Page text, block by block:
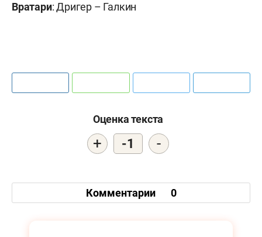
Вратари: Дригер – Галкин
Оценка текста
+ -1 -
Комментарии 0